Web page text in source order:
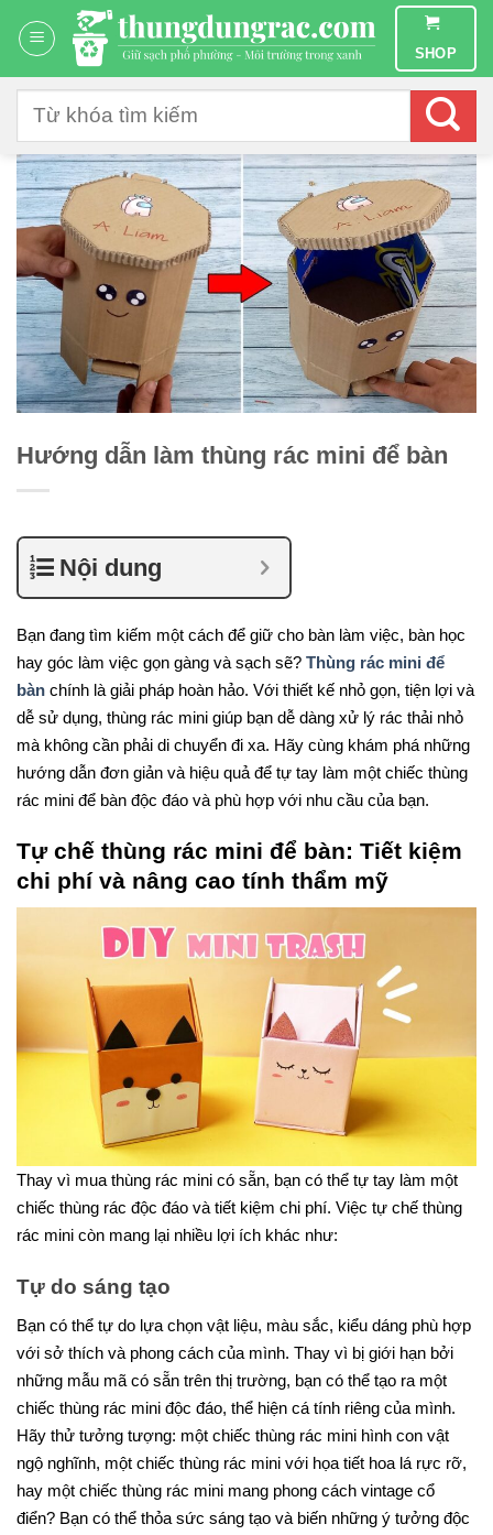
đến
dung
SHOP
kiếm:
Hướng dẫn làm thùng rác mini để bàn
Nội dung
Bạn đang tìm kiếm một cách để giữ cho bàn làm việc, bàn học
hay góc làm việc gọn gàng và sạch sẽ? Thùng rác mini để
bàn chính là giải pháp hoàn hảo. Với thiết kế nhỏ gọn, tiện lợi và
dễ sử dụng, thùng rác mini giúp bạn dễ dàng xử lý rác thải nhỏ
mà không cần phải di chuyển đi xa. Hãy cùng khám phá những
hướng dẫn đơn giản và hiệu quả để tự tay làm một chiếc thùng
rác mini để bàn độc đáo và phù hợp với nhu cầu của bạn.
Tự chế thùng rác mini để bàn: Tiết kiệm
chi phí và nâng cao tính thẩm mỹ
Thay vì mua thùng rác mini có sẵn, bạn có thể tự tay làm một
chiếc thùng rác độc đáo và tiết kiệm chi phí. Việc tự chế thùng
rác mini còn mang lại nhiều lợi ích khác như:
Tự do sáng tạo
Bạn có thể tự do lựa chọn vật liệu, màu sắc, kiểu dáng phù hợp
với sở thích và phong cách của mình. Thay vì bị giới hạn bởi
những mẫu mã có sẵn trên thị trường, bạn có thể tạo ra một
chiếc thùng rác mini độc đáo, thể hiện cá tính riêng của mình.
Hãy thử tưởng tượng: một chiếc thùng rác mini hình con vật
ngộ nghĩnh, một chiếc thùng rác mini với họa tiết hoa lá rực rỡ,
hay một chiếc thùng rác mini mang phong cách vintage cổ
điển? Bạn có thể thỏa sức sáng tạo và biến những ý tưởng độc